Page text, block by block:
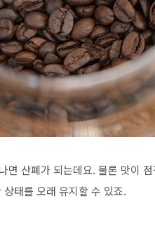
면 산폐가 되는데요. 물론 맛이
태를 오래 유지할 수 있죠.